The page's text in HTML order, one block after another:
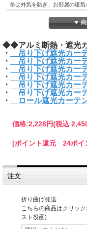
冬は外気を防ぎ、お部屋の暖気
・冷暖房を節約したい方に
・強い西日にお困りの方に
・室内での紫外線が気になる方
使用方法は簡単！カーテンフ
■サイズ
(本体)約w90×h135cm、(S字フ
(ハトメ)アルミ
※パッケージデザイン等は予告
■重量
■セット内容
カーテン2枚、S字フック8個入
1年～2年程度
取り扱いのご注意
・本品は折りたたんだ状態で
▼ 商
◆◆アルミ断熱・遮光
・
吊り下げ遮光カー
・
吊り下げ遮光カー
・
吊り下げ遮光カー
・
吊り下げ遮光カー
・
吊り下げ遮光カー
・
吊り下げ遮光カー
・
ロール遮光カーテ
価格:2,228円(税込
[ポイント還元 24ポイ
注文
折り曲げ発送:
こちらの商品はクリッ
スト投函)